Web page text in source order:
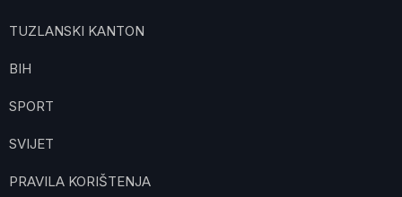
TUZLANSKI KANTON
BIH
SPORT
SVIJET
PRAVILA KORIŠTENJA